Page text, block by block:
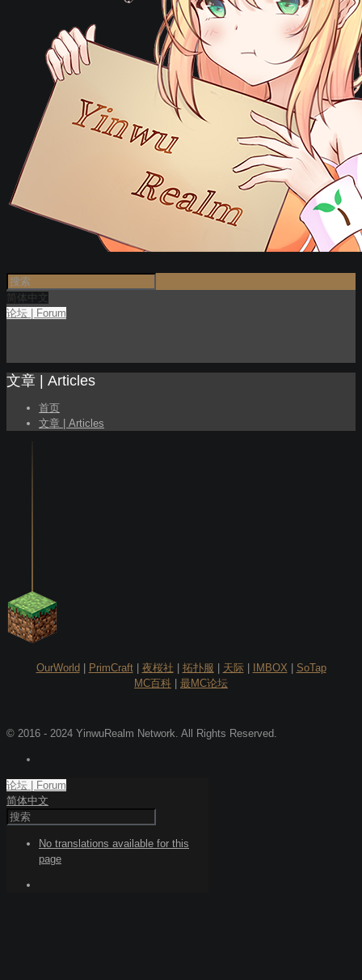
简体中文
论坛 | Forum
文章 | Articles
首页
文章 | Articles
OurWorld PrimCraft| 夜桜社 拓扑服 天际| IMBOX
SoTap
MC百科
最MC论坛
© 2016 - 2024 YinwuRealm Network. All Rights Reserved.
论坛 | Forum
简体中文
No translations available for this
page